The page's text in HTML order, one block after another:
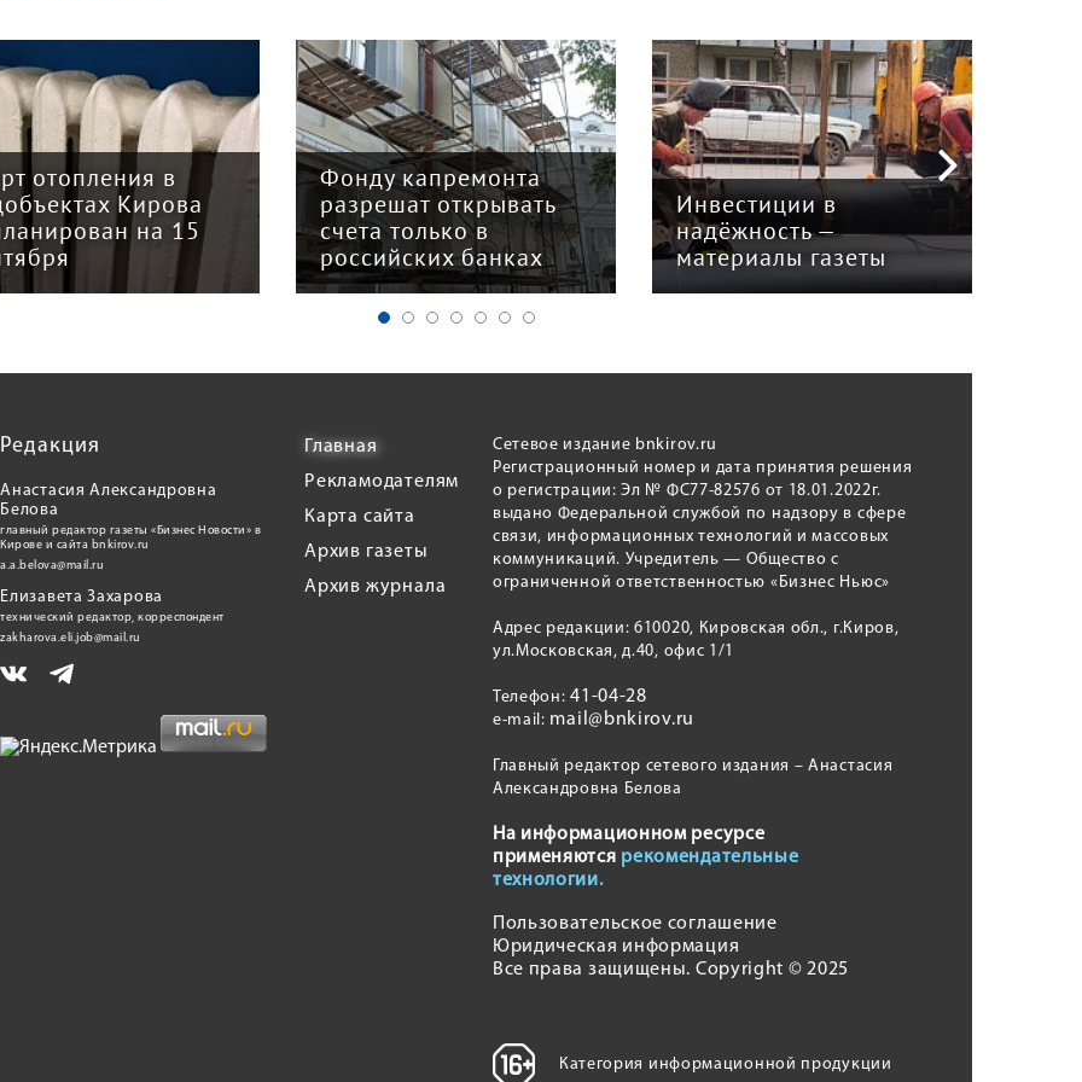
отопления в
Кирова
на 15
Фонду капремонта
разрешат открывать
счета только в
российских банках
Инвестиции в
надёжность —
материалы газеты
Редакция
Анастасия Александровна
Белова
главный редактор газеты «Бизнес Новости» в
Кирове и сайта bnkirov.ru
a.a.belova@mail.ru
Елизавета Захарова
технический редактор, корреспондент
zakharova.eli.job@mail.ru
Главная
Рекламодателям
Карта сайта
Архив газеты
Архив журнала
Сетевое издание bnkirov.ru
Регистрационный номер и дата принятия решения
о регистрации: Эл № ФС77-82576 от 18.01.2022г.
выдано Федеральной службой по надзору в сфере
связи, информационных технологий и массовых
коммуникаций. Учредитель — Общество с
ограниченной ответственностью «Бизнес Ньюс»
Адрес редакции: 610020, Кировская обл., г.Киров,
ул.Московская, д.40, офис 1/1
Телефон:41-04-28
e-mail: mail@bnkirov.ru
Главный редактор сетевого издания – Анастасия
Александровна Белова
На информационном ресурсе
применяются рекомендательные
технологии.
Пользовательское соглашение
Юридическая информация
Все права защищены. Copyright © 2025
Категория информационной продукции